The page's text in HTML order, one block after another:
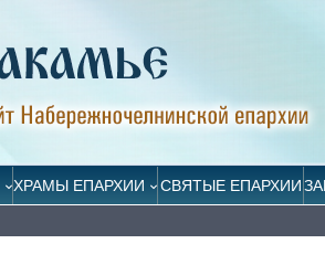
ХРАМЫ ЕПАРХИИ СВЯТЫЕ ЕПАРХИИ